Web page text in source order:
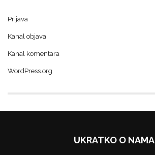
Prijava
Kanal objava
Kanal komentara
WordPress.org
UKRATKO O NAMA